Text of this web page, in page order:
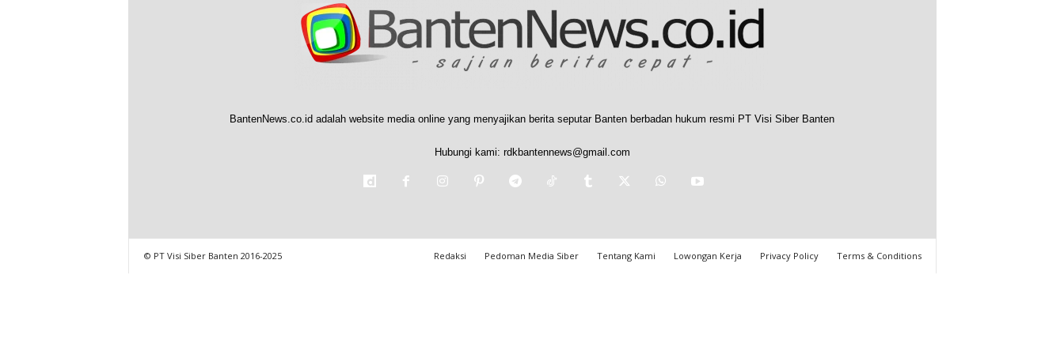
BantenNews.co.id adalah website media online yang menyajikan berita seputar Banten berbadan hukum resmi PT Visi Siber Banten
Hubungi kami: rdkbantennews@gmail.com
Redaksi Pedoman Media Siber Tentang Kami Lowongan Kerja Privacy Policy Terms & Conditions
© PT Visi Siber Banten 2016-2025